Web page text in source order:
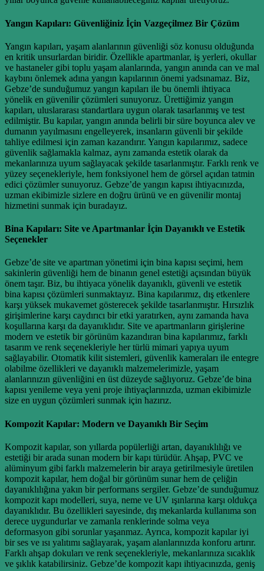
Yangın Kapıları: Güvenliğiniz İçin Vazgeçilmez Bir Çözüm
Yangın kapıları, yaşam alanlarının güvenliği söz konusu olduğunda
en kritik unsurlardan biridir. Özellikle apartmanlar, iş yerleri, okullar
ve hastaneler gibi toplu yaşam alanlarında, yangın anında can ve mal
kaybını önlemek adına yangın kapılarının önemi yadsınamaz. Biz,
Gebze’de sunduğumuz yangın kapıları ile bu önemli ihtiyaca
yönelik en güvenilir çözümleri sunuyoruz. Ürettiğimiz yangın
kapıları, uluslararası standartlara uygun olarak tasarlanmış ve test
edilmiştir. Bu kapılar, yangın anında belirli bir süre boyunca alev ve
dumanın yayılmasını engelleyerek, insanların güvenli bir şekilde
tahliye edilmesi için zaman kazandırır. Yangın kapılarımız, sadece
güvenlik sağlamakla kalmaz, aynı zamanda estetik olarak da
mekanlarınıza uyum sağlayacak şekilde tasarlanmıştır. Farklı renk ve
yüzey seçenekleriyle, hem fonksiyonel hem de görsel açıdan tatmin
edici çözümler sunuyoruz. Gebze’de yangın kapısı ihtiyacınızda,
uzman ekibimizle sizlere en doğru ürünü ve en güvenilir montaj
hizmetini sunmak için buradayız.
Bina Kapıları: Site ve Apartmanlar İçin Dayanıklı ve Estetik
Seçenekler
Gebze’de site ve apartman yönetimi için bina kapısı seçimi, hem
sakinlerin güvenliği hem de binanın genel estetiği açısından büyük
önem taşır. Biz, bu ihtiyaca yönelik dayanıklı, güvenli ve estetik
bina kapısı çözümleri sunmaktayız. Bina kapılarımız, dış etkenlere
karşı yüksek mukavemet gösterecek şekilde tasarlanmıştır. Hırsızlık
girişimlerine karşı caydırıcı bir etki yaratırken, aynı zamanda hava
koşullarına karşı da dayanıklıdır. Site ve apartmanların girişlerine
modern ve estetik bir görünüm kazandıran bina kapılarımız, farklı
tasarım ve renk seçenekleriyle her türlü mimari yapıya uyum
sağlayabilir. Otomatik kilit sistemleri, güvenlik kameraları ile entegre
olabilme özellikleri ve dayanıklı malzemelerimizle, yaşam
alanlarınızın güvenliğini en üst düzeyde sağlıyoruz. Gebze’de bina
kapısı yenileme veya yeni proje ihtiyaçlarınızda, uzman ekibimizle
size en uygun çözümleri sunmak için hazırız.
Kompozit Kapılar: Modern ve Dayanıklı Bir Seçim
Kompozit kapılar, son yıllarda popülerliği artan, dayanıklılığı ve
estetiği bir arada sunan modern bir kapı türüdür. Ahşap, PVC ve
alüminyum gibi farklı malzemelerin bir araya getirilmesiyle üretilen
kompozit kapılar, hem doğal bir görünüm sunar hem de çeliğin
dayanıklılığına yakın bir performans sergiler. Gebze’de sunduğumuz
kompozit kapı modelleri, suya, neme ve UV ışınlarına karşı oldukça
dayanıklıdır. Bu özellikleri sayesinde, dış mekanlarda kullanıma son
derece uygundurlar ve zamanla renklerinde solma veya
deformasyon gibi sorunlar yaşanmaz. Ayrıca, kompozit kapılar iyi
bir ses ve ısı yalıtımı sağlayarak, yaşam alanlarınızda konforu artırır.
Farklı ahşap dokuları ve renk seçenekleriyle, mekanlarınıza sıcaklık
ve şıklık katabilirsiniz. Gebze’de kompozit kapı ihtiyacınızda, geniş